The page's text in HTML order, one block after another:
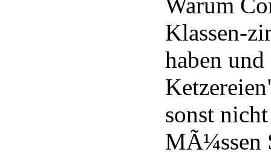
Warum
Klassen-
haben
sonst
MÃ¼ssen